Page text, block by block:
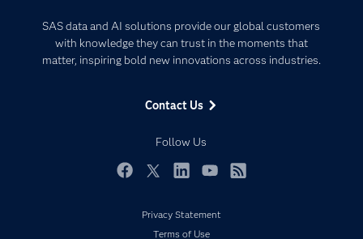
SAS data and AI solutions provide our global customers
with knowledge they can trust in the moments that
matter, inspiring bold new innovations across industries.
Contact Us
Follow Us
Communities
Company
Developers
Documentation
Events
My SAS
Artificial Intelligence
Data Management
Privacy Statement
Terms of Use